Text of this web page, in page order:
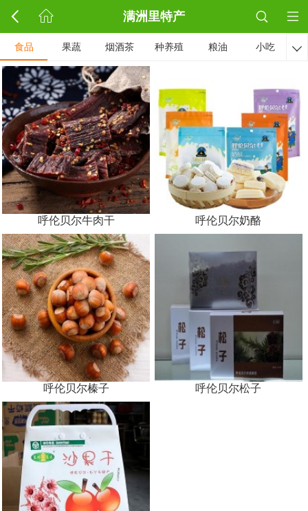
满洲里特产
食品 果蔬 烟酒茶 种养殖 粮油 小吃 
呼伦贝尔牛肉干 呼伦贝尔奶酪
呼伦贝尔榛子 呼伦贝尔松子